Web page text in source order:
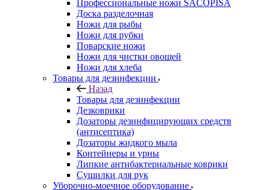
Профессиональные ножи SACOPISA
Доска разделочная
Ножи для рыбы
Ножи для рубки
Поварские ножи
Ножи для чистки овощей
Ножи для хлеба
Товары для дезинфекции
Назад
Товары для дезинфекции
Дезковрики
Дозаторы дезинфицирующих средств
(антисептика)
Дозаторы жидкого мыла
Контейнеры и урны
Липкие антибактериальные коврики
Сушилки для рук
Уборочно-моечное оборудование